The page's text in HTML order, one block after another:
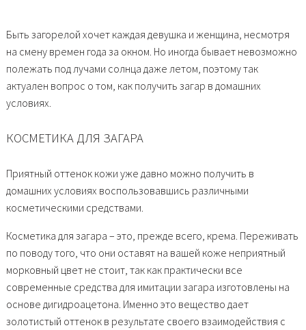
Быть загорелой хочет каждая девушка и женщина, несмотря
на смену времен года за окном. Но иногда бывает невозможно
полежать под лучами солнца даже летом, поэтому так
актуален вопрос о том, как получить загар в домашних
условиях.
КОСМЕТИКА ДЛЯ ЗАГАРА
Приятный оттенок кожи уже давно можно получить в
домашних условиях воспользовавшись различными
косметическими средствами.
Косметика для загара – это, прежде всего, крема. Переживать
по поводу того, что они оставят на вашей коже неприятный
морковный цвет не стоит, так как практически все
современные средства для имитации загара изготовлены на
основе дигидроацетона. Именно это вещество дает
золотистый оттенок в результате своего взаимодействия с